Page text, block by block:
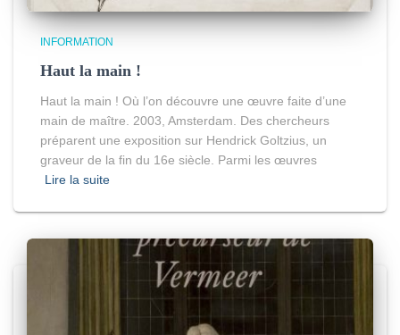
INFORMATION
Haut la main !
Haut la main ! Où l’on découvre une œuvre faite d’une
main de maître. 2003, Amsterdam. Des chercheurs
préparent une exposition sur Hendrick Goltzius, un
graveur de la fin du 16e siècle. Parmi les œuvres
Lire la suite